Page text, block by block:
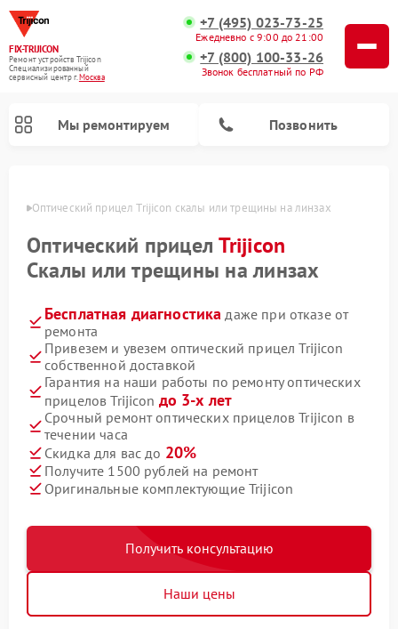
FIX-TRIJICON
Ремонт устройств Trijicon
Специализированный
cервисный центр г.Москва
+7 (495) 023-73-25
Ежедневно с 9:00 до 21:00
+7 (800) 100-33-26
Звонок бесплатный по РФ
Мы ремонтируем Позвонить
Оптический прицел Trijicon скалы или трещины на линзах
Оптический прицелTrijicon
Скалы или трещины на линзах
Бесплатная диагностика даже при отказе от
ремонта
Привезем и увезем оптический прицел Trijicon
собственной доставкой
Гарантия на наши работы по ремонту оптических
прицелов Trijicon до 3-х лет
Срочный ремонт оптических прицелов Trijicon в
течении часа
Скидка для вас до 20%
Получите 1500 рублей на ремонт
Оригинальные комплектующие Trijicon
Получить консультацию
Наши цены